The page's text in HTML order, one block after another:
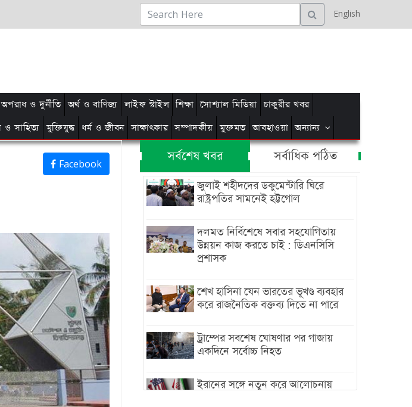
English
অপরাধ ও দুর্নীতি অর্থ ও বাণিজ্য লাইফ স্টাইল শিক্ষা সোশ্যাল মিডিয়া চাকুরীর খবর
ও সাহিত্য মুক্তিযুদ্ধ ধর্ম ও জীবন সাক্ষাৎকার সম্পাদকীয় মুক্তমত আবহাওয়া অন্যান্য
Facebook সর্বশেষ খবর সর্বাধিক পঠিত
জুলাই শহীদদের ডকুমেন্টারি ঘিরে
রাষ্ট্রপতির সামনেই হট্টগোল
দলমত নির্বিশেষে সবার সহযোগিতায়
উন্নয়ন কাজ করতে চাই : ডিএনসিসি
প্রশাসক
শেখ হাসিনা যেন ভারতের ভূখণ্ড ব্যবহার
করে রাজনৈতিক বক্তব্য দিতে না পারে
ট্রাম্পের সবশেষ ঘোষণার পর গাজায়
একদিনে সর্বোচ্চ নিহত
ইরানের সঙ্গে নতুন করে আলোচনায়